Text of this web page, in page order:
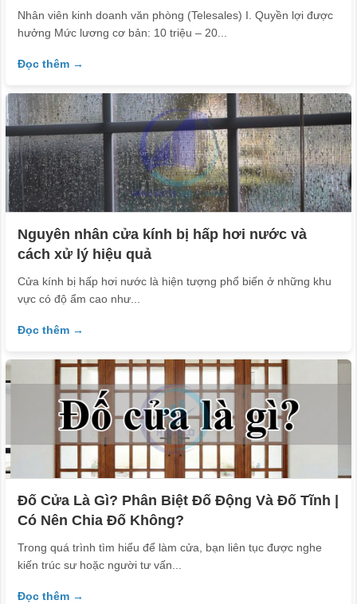
Nhân viên kinh doanh văn phòng (Telesales) I. Quyền lợi được
hưởng Mức lương cơ bản: 10 triệu – 20...
Đọc thêm →
Nguyên nhân cửa kính bị hấp hơi nước và
cách xử lý hiệu quả
Cửa kính bị hấp hơi nước là hiện tượng phổ biến ở những khu
vực có độ ẩm cao như...
Đọc thêm →
Đố Cửa Là Gì? Phân Biệt Đố Động Và Đố Tĩnh |
Có Nên Chia Đố Không?
Trong quá trình tìm hiểu để làm cửa, bạn liên tục được nghe
kiến trúc sư hoặc người tư vấn...
Đọc thêm →